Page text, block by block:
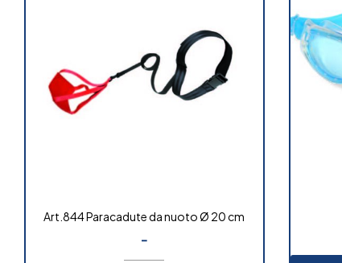
Art.844 Paracadute da nuoto Ø 20 cm
-